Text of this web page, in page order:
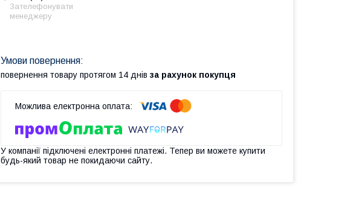
Зателефонувати
менеджеру
повернення товару протягом 14 днів за рахунок покупця
У компанії підключені електронні платежі. Тепер ви можете купити
будь-який товар не покидаючи сайту.